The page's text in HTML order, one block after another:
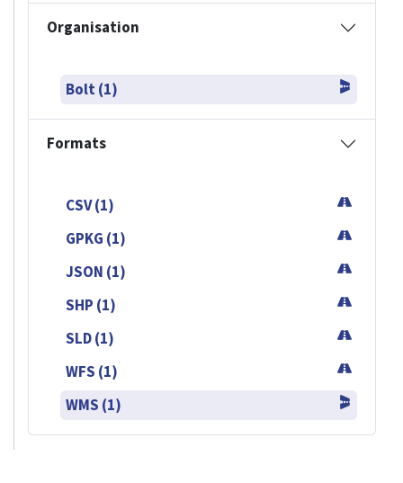
Organisation
Bolt (1)
Formats
CSV (1)
GPKG (1)
JSON (1)
SHP (1)
SLD (1)
WFS (1)
WMS (1)